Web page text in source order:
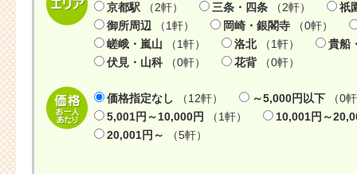
京都駅 （2軒） 三条・四条 （2軒）
祇
御所周辺
（1軒） 岡崎・銀閣寺 （0軒）
嵯峨・嵐山 （1軒） 洛北（1軒）
貴船
伏見・山科 （0軒） 花背（0軒）
価格指定なし （12軒） ～5,000円以下 （0
5,001円～10,000円
（1軒）
10,001円～
20,001円～
（5軒）